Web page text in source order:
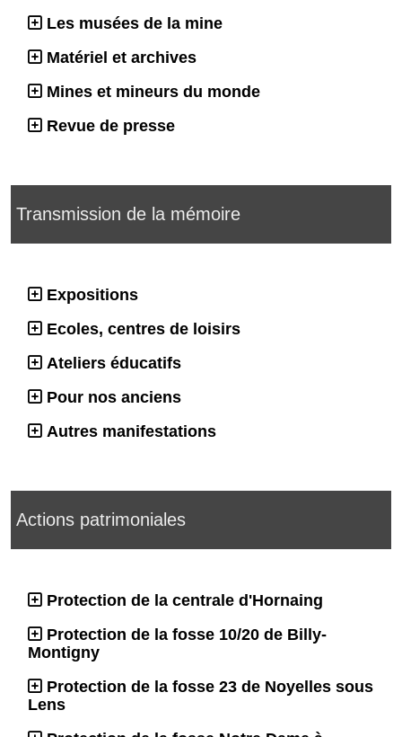
Les musées de la mine
Matériel et archives
Mines et mineurs du monde
Revue de presse
Transmission de la mémoire
Expositions
Ecoles, centres de loisirs
Ateliers éducatifs
Pour nos anciens
Autres manifestations
Actions patrimoniales
Protection de la centrale d'Hornaing
Protection de la fosse 10/20 de Billy-
Montigny
Protection de la fosse 23 de Noyelles sous
Lens